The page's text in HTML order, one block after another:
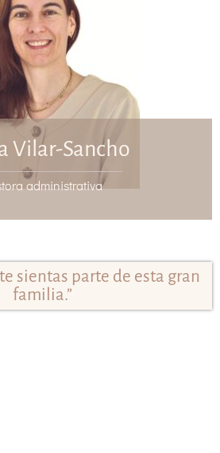
Vilar-Sancho
administrativa
sientas parte de esta gran
familia.”